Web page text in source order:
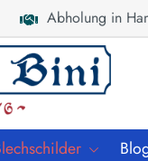
Abholung in